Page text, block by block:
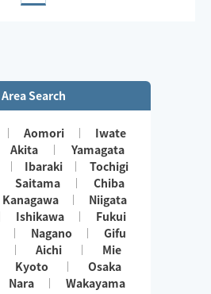
Area Search
Aomori
Iwate
Akita
Yamagata
Ibaraki
Tochigi
Saitama
Chiba
Kanagawa
Niigata
Ishikawa
Fukui
Nagano
Gifu
Aichi
Mie
Kyoto
Osaka
Nara
Wakayama